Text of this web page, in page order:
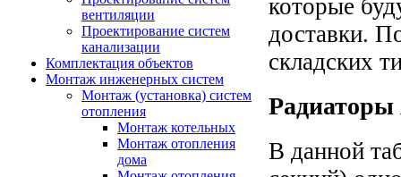
вентиляции
Проектирование систем
канализации
Комплектация объектов
Монтаж инженерных систем
Монтаж (установка) систем
отопления
Монтаж котельных
Монтаж отопления
дома
которые
доставки.
складских
В данной